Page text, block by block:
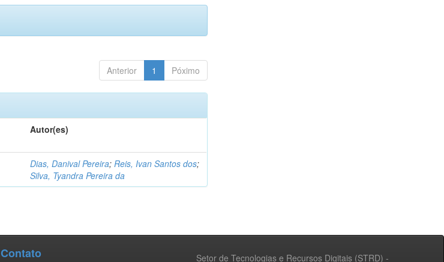
Anterior 1 Póximo
Autor(es)
Dias, Danival Pereira;Reis, Ivan Santos dos;
Silva, Tyandra Pereira da
Setor de Tecnologias e Recursos Digitais (STRD) -
Contato